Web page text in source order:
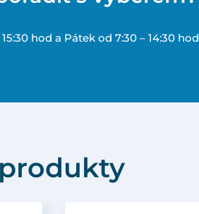
hod a Pátek od 7:30 – 14:30 hod